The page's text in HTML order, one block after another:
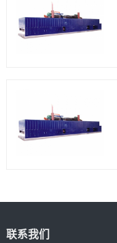
联系我们